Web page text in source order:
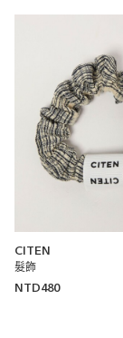
CITEN
髮飾
NTD480